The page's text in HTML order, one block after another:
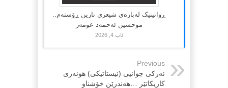
ڕوانینیک لەبارەى شیعرى نارین ڕۆستەم..
موحسین ئەحمەد عومەر
ئاب 4, 2026
Previous
ئه‌ركی جوانیی (ئیستاتیكی) هونه‌ری
كاریكاتێر …هه‌ندرێن خۆشناو